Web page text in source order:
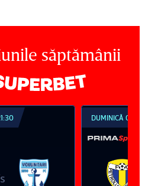
săptămânii
DUMINICĂ 09 AUG,